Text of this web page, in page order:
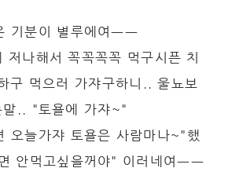
기분이 별루에여ㅡㅡ
저나해서 꼭꼭꼭꼭 먹구시픈 치
구 먹으러 가쟈구하니.. 울뇨보
말.. "토욜에 가쟈~"
오늘가쟈 토욜은 사람마나~"했
안먹고싶을꺼야" 이러네여ㅡㅡ